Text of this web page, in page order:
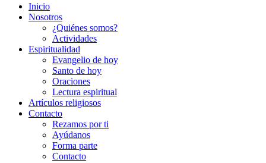
Inicio
Nosotros
¿Quiénes somos?
Actividades
Espiritualidad
Evangelio de hoy
Santo de hoy
Oraciones
Lectura espiritual
Artículos religiosos
Contacto
Rezamos por ti
Ayúdanos
Forma parte
Contacto